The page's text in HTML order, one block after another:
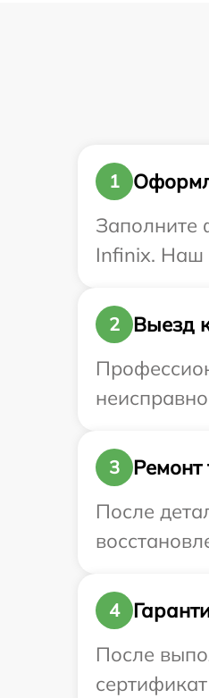
1
Заполните
Infinix. Наш
2
Выезд
3
Ремонт
После
4
После